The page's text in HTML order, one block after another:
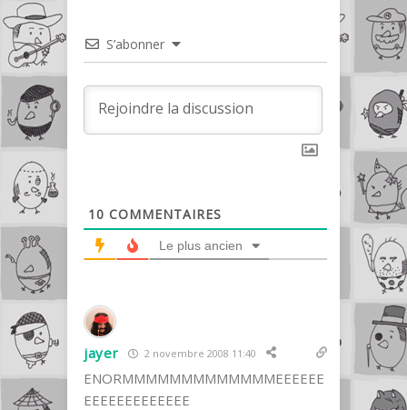
S’abonner
10 COMMENTAIRES
Le plus ancien
jayer 2 novembre 2008 11:40
ENORMMMMMMMMMMMMMEEEEEE
EEEEEEEEEEEEE